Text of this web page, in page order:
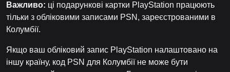
Важливо: ці подарункові картки PlayStation працюють
тільки з обліковими записами PSN, зареєстрованими в
Колумбії.
Якщо ваш обліковий запис PlayStation налаштовано на
іншу країну, код PSN для Колумбії не може бути